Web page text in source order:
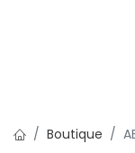
Boutique